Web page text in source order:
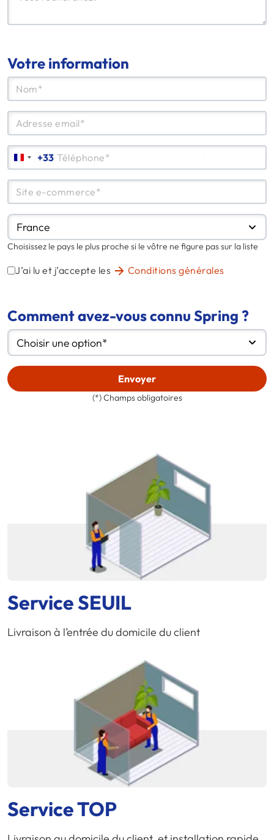
Votre information
+33
France
Choisissez le pays le plus proche si le vôtre ne figure pas sur la liste
J’ai lu et j’accepte les Conditions générales
Comment avez-vous connu Spring ?
Choisir une option*
Envoyer
(*) Champs obligatoires
Service SEUIL
Livraison à l’entrée du domicile du client
Service TOP